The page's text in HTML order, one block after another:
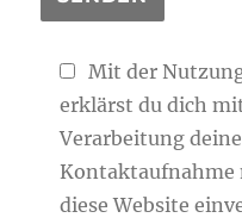
Mit der
erklärst du dich
Verarbeitung
Kontaktaufnahme
diese Website